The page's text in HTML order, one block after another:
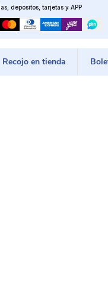
depósitos, tarjetas y APP
Recojo en tienda